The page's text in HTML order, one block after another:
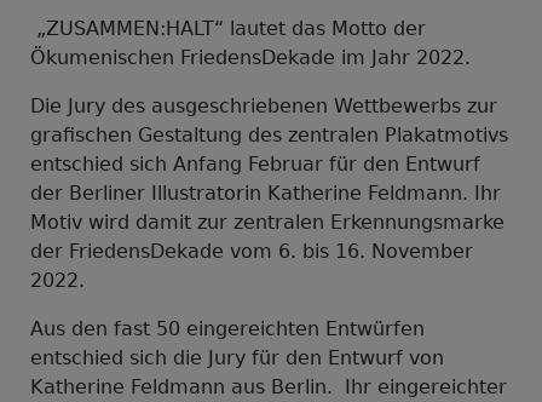
„ZUSAMMEN:HALT“ lautet das Motto der
Ökumenischen FriedensDekade im Jahr 2022.
Die Jury des ausgeschriebenen Wettbewerbs zur
grafischen Gestaltung des zentralen Plakatmotivs
entschied sich Anfang Februar für den Entwurf
der Berliner Illustratorin Katherine Feldmann. Ihr
Motiv wird damit zur zentralen Erkennungsmarke
der FriedensDekade vom 6. bis 16. November
2022.
Aus den fast 50 eingereichten Entwürfen
entschied sich die Jury für den Entwurf von
Katherine Feldmann aus Berlin. Ihr eingereichter